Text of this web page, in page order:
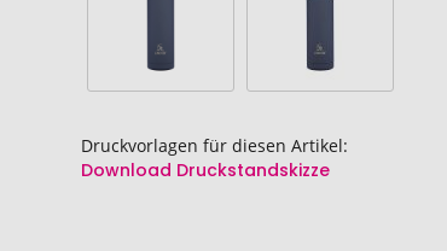
Druckvorlagen für diesen Artikel:
Download Druckstandskizze